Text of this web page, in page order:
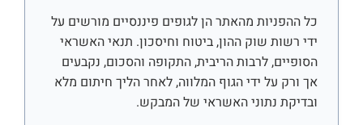
כל ההפניות מהאתר הן לגופים פיננסיים מורשים על
ידי רשות שוק ההון, ביטוח וחיסכון. תנאי האשראי
הסופיים, לרבות הריבית, התקופה והסכום, נקבעים
אך ורק על ידי הגוף המלווה, לאחר הליך חיתום מלא
ובדיקת נתוני האשראי של המבקש.